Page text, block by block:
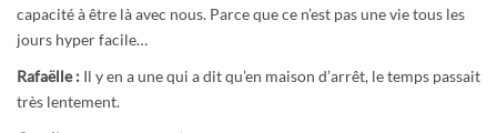
capacité à être là avec nous. Parce que ce n’est pas une vie tous les
jours hyper facile…
Rafaëlle : Il y en a une qui a dit qu’en maison d’arrêt, le temps passait
très lentement.